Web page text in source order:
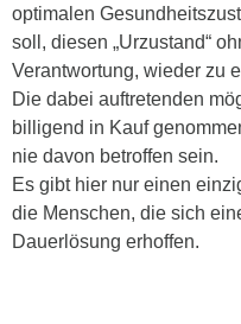
optimalen
soll, diesen „Urzustand“
Verantwortung, wieder zu
Die dabei auftretenden
billigend in Kauf
nie davon betroffen sein.
Es gibt hier nur einen
die Menschen, die sich
Dauerlösung erhoffen.